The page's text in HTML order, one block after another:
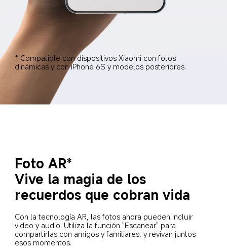
* Compatible con dispositivos Xiaomi con fotos
dinámicas y con iPhone 6S y modelos posteriores.
Foto AR*
Vive la magia de los
recuerdos que cobran vida
Con la tecnología AR, las fotos ahora pueden incluir
video y audio. Utiliza la función "Escanear" para
compartirlas con amigos y familiares, y revivan juntos
esos momentos.